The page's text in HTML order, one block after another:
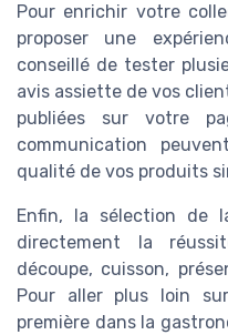
Pour enrichir votre
proposer une
conseillé de tester
avis assiette de vos
publiées sur votre
communication
qualité de vos produits
Enfin, la sélection de
directement la
découpe, cuisson,
Pour aller plus loin
première dans la